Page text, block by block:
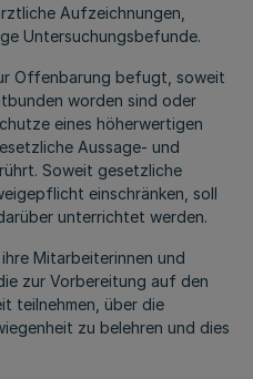
Aufzeichnungen,
Untersuchungsbefunde.
Offenbarung befugt, soweit
worden sind oder
eines höherwertigen
Aussage- und
Soweit gesetzliche
einschränken, soll
unterrichtet werden.
Mitarbeiterinnen und
zur Vorbereitung auf den
teilnehmen, über die
zu belehren und dies